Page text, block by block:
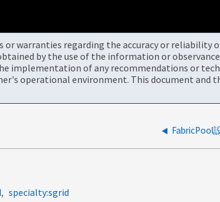
or warranties regarding the accuracy or
by the use of the information or
implementation of any recommendations or
operational environment. This document and
FabricPool
specialty:sgrid